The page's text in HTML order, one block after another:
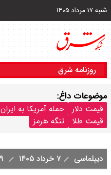
شنبه ۱۷ مرداد ۱۴۰۵
روزنامه شرق
موضوعات داغ:
قیمت دلار حمله آمریکا به ایران
قیمت طلا
تنگه هرمز
دیپلماسی ۷ خرداد ۱۴۰۵